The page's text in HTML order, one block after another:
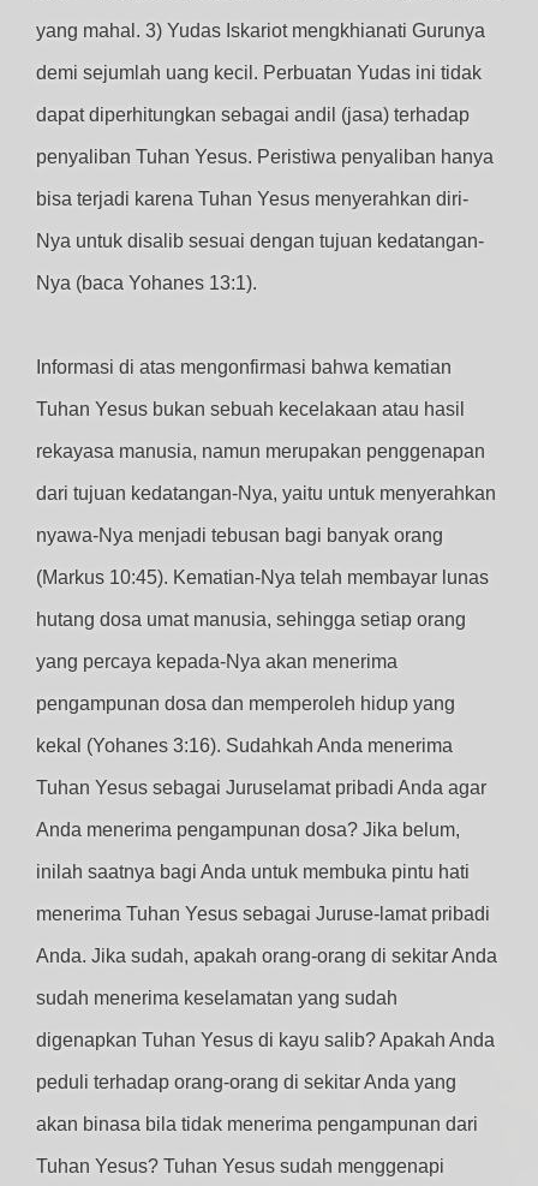
yang mahal. 3) Yudas Iskariot mengkhianati Gurunya
demi sejumlah uang kecil. Perbuatan Yudas ini tidak
dapat diperhitungkan sebagai andil (jasa) terhadap
penyaliban Tuhan Yesus. Peristiwa penyaliban hanya
bisa terjadi karena Tuhan Yesus menyerahkan diri-
Nya untuk disalib sesuai dengan tujuan kedatangan-
Nya (baca Yohanes 13:1).
Informasi di atas mengonfirmasi bahwa kematian
Tuhan Yesus bukan sebuah kecelakaan atau hasil
rekayasa manusia, namun merupakan penggenapan
dari tujuan kedatangan-Nya, yaitu untuk menyerahkan
nyawa-Nya menjadi tebusan bagi banyak orang
(Markus 10:45). Kematian-Nya telah membayar lunas
hutang dosa umat manusia, sehingga setiap orang
yang percaya kepada-Nya akan menerima
pengampunan dosa dan memperoleh hidup yang
kekal (Yohanes 3:16). Sudahkah Anda menerima
Tuhan Yesus sebagai Juruselamat pribadi Anda agar
Anda menerima pengampunan dosa? Jika belum,
inilah saatnya bagi Anda untuk membuka pintu hati
menerima Tuhan Yesus sebagai Juruse-lamat pribadi
Anda. Jika sudah, apakah orang-orang di sekitar Anda
sudah menerima keselamatan yang sudah
digenapkan Tuhan Yesus di kayu salib? Apakah Anda
peduli terhadap orang-orang di sekitar Anda yang
akan binasa bila tidak menerima pengampunan dari
Tuhan Yesus? Tuhan Yesus sudah menggenapi